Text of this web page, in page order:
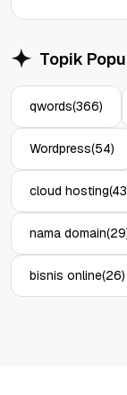
Topik
qwords(366)
Wordpress(54)
cloud hosting
nama domain
bisnis online(26)